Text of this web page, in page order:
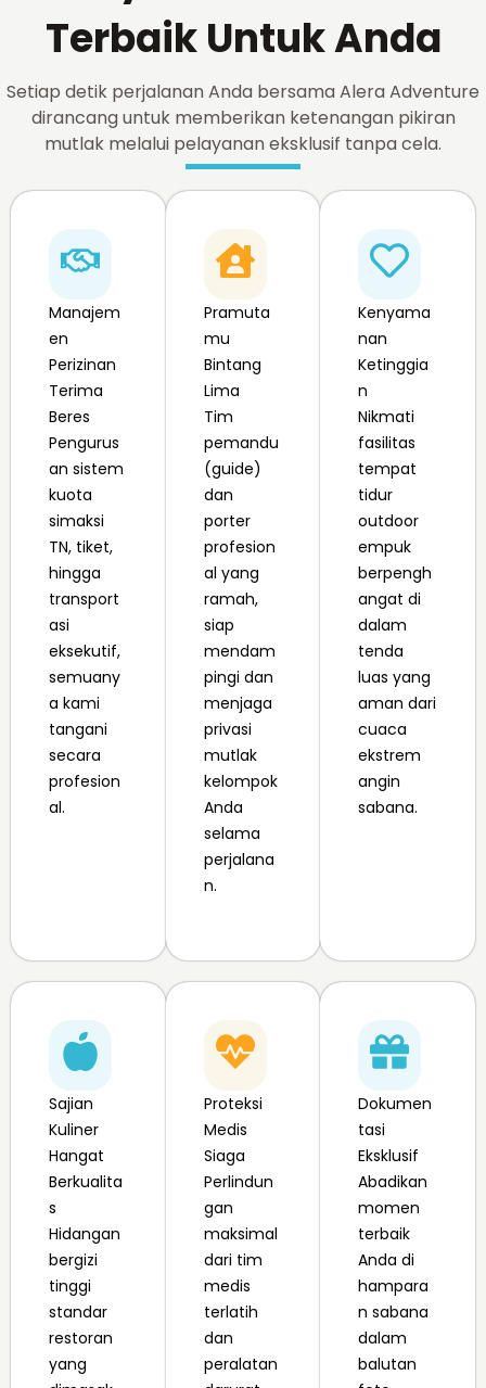
Terbaik Untuk Anda
Setiap detik perjalanan Anda bersama Alera Adventure
dirancang untuk memberikan ketenangan pikiran
mutlak melalui pelayanan eksklusif tanpa cela.
Manajem
en
Perizinan
Terima
Beres
Pengurus
an sistem
kuota
simaksi
TN, tiket,
hingga
transport
asi
eksekutif,
semuany
a kami
tangani
secara
profesion
al.
Pramuta
mu
Bintang
Lima
Tim
pemandu
(guide)
dan
porter
profesion
al yang
ramah,
siap
mendam
pingi dan
menjaga
privasi
mutlak
kelompok
Anda
selama
perjalana
n.
Kenyama
nan
Ketinggia
n
Nikmati
fasilitas
tempat
tidur
outdoor
empuk
berpengh
angat di
dalam
tenda
luas yang
aman dari
cuaca
ekstrem
angin
sabana.
Sajian
Kuliner
Hangat
Berkualita
s
Hidangan
bergizi
tinggi
standar
restoran
yang
Proteksi
Medis
Siaga
Perlindun
gan
maksimal
dari tim
medis
terlatih
dan
peralatan
Dokumen
tasi
Eksklusif
Abadikan
momen
terbaik
Anda di
hampara
n sabana
dalam
balutan